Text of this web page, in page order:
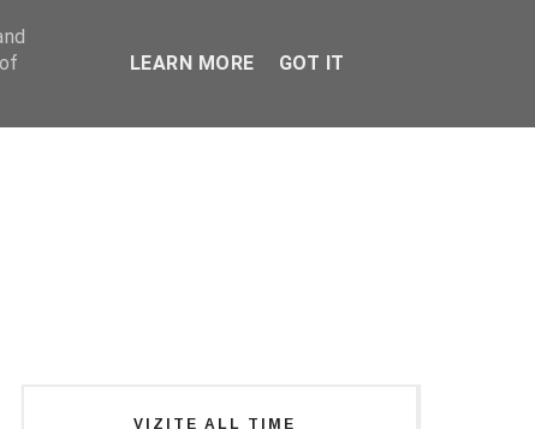
VIZITE ALL TIME
LEARN MORE GOT IT